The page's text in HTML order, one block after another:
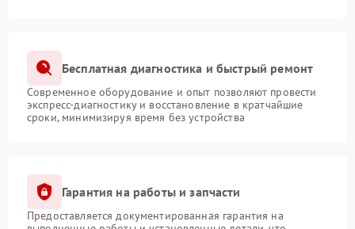
Бесплатная диагностика и быстрый ремонт
Современное оборудование и опыт позволяют провести
экспресс-диагностику и восстановление в кратчайшие
сроки, минимизируя время без устройства
Гарантия на работы и запчасти
Предоставляется документированная гарантия на